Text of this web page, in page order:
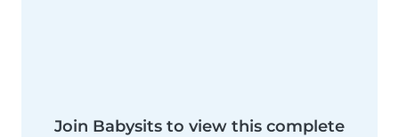
Join Babysits to view this complete